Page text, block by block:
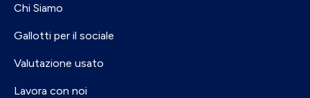
Chi Siamo
Gallotti per il sociale
Valutazione usato
Lavora con noi